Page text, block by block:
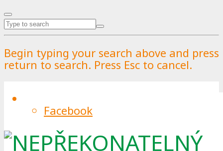
Begin typing your search above and press
return to search. Press Esc to cancel.
Facebook